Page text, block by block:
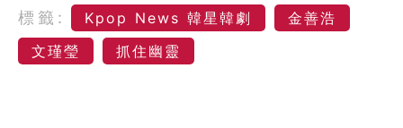
標籤: Kpop News 韓星韓劇
金善浩
文瑾瑩
抓住幽靈